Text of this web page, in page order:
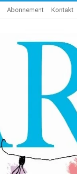
Abonnement Kontakt